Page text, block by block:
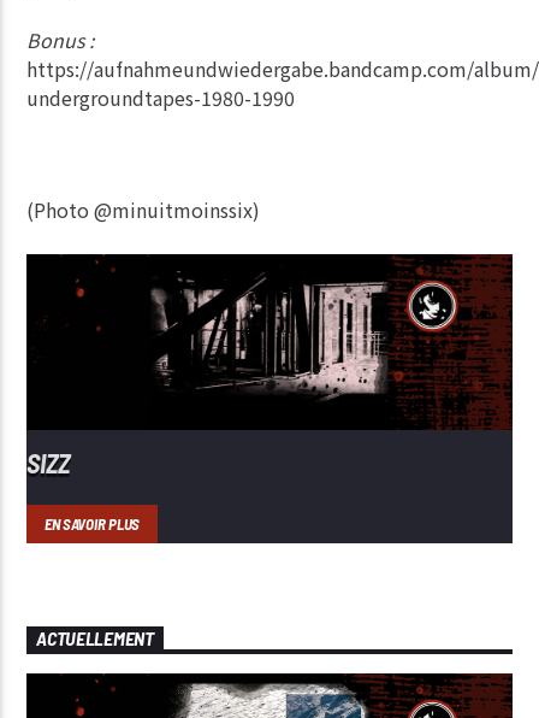
Bonus :
https://aufnahmeundwiedergabe.bandcamp.com/
undergroundtapes-1980-1990
(Photo @minuitmoinssix)
SIZZ
EN SAVOIR PLUS
ACTUELLEMENT